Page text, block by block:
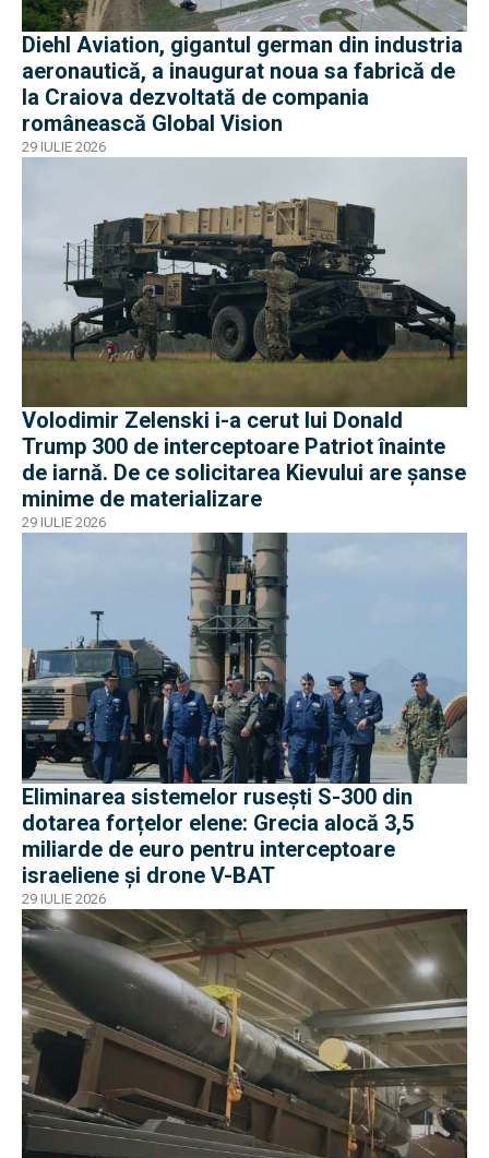
Diehl Aviation, gigantul german din industria
aeronautică, a inaugurat noua sa fabrică de
la Craiova dezvoltată de compania
românească Global Vision
29 IULIE 2026
Volodimir Zelenski i-a cerut lui Donald
Trump 300 de interceptoare Patriot înainte
de iarnă. De ce solicitarea Kievului are șanse
minime de materializare
29 IULIE 2026
Eliminarea sistemelor rusești S-300 din
dotarea forțelor elene: Grecia alocă 3,5
miliarde de euro pentru interceptoare
israeliene și drone V-BAT
29 IULIE 2026